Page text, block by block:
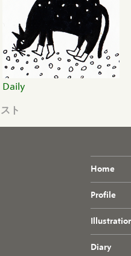
Daily
ト
Home
Profile
Diary